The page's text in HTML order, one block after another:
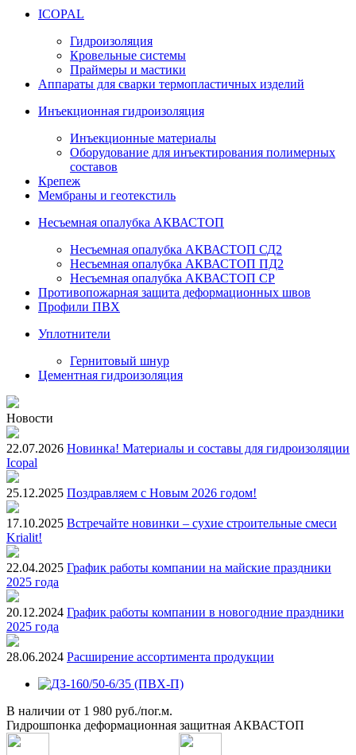
ICOPAL
Гидроизоляция
Кровельные системы
Праймеры и мастики
Аппараты для сварки термопластичных изделий
Инъекционная гидроизоляция
Инъекционные материалы
Оборудование для инъектирования полимерных
составов
Крепеж
Мембраны и геотекстиль
Несъемная опалубка АКВАСТОП
Несъемная опалубка АКВАСТОП СД2
Несъемная опалубка АКВАСТОП ПД2
Несъемная опалубка АКВАСТОП СР
Противопожарная защита деформационных швов
Профили ПВХ
Уплотнители
Гернитовый шнур
Цементная гидроизоляция
Новости
22.07.2026 Новинка! Материалы и составы для гидроизоляции
Icopal
25.12.2025 Поздравляем с Новым 2026 годом!
17.10.2025 Встречайте новинки – сухие строительные смеси
Krialit!
22.04.2025 График работы компании на майские праздники
2025 года
20.12.2024 График работы компании в новогодние праздники
2025 года
28.06.2024 Расширение ассортимента продукции
В наличии от 1 980 руб./пог.м.
Гидрошпонка деформационная защитная АКВАСТОП